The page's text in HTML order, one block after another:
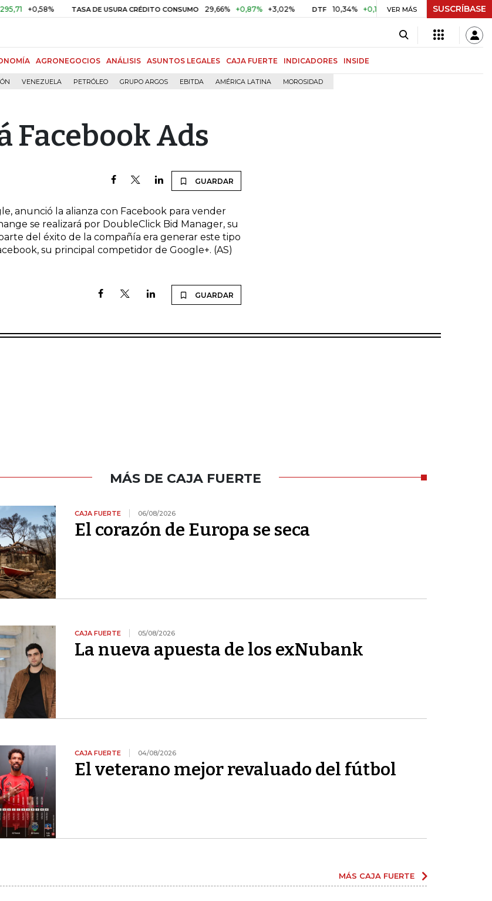
+0,58% TASA DE USURA CRÉDITO CONSUMO 29,66% +0,87% +3,02% DTF 10,34% +0,10% +0,98% $ 416,86 +$
VER MÁS SUSCRÍBASE
AGRONEGOCIOS ANÁLISIS ASUNTOS LEGALES CAJA FUERTE INDICADORES INSIDE
VENEZUELA PETRÓLEO GRUPO ARGOS EBITDA AMÉRICA LATINA MOROSIDAD
Facebook Ads
GUARDAR
anunció la alianza con Facebook para vender
se realizará por DoubleClick Bid Manager, su
del éxito de la compañía era generar este tipo
su principal competidor de Google+. (AS)
GUARDAR
MÁS DE CAJA FUERTE
CAJA FUERTE 06/08/2026
El corazón de Europa se seca
CAJA FUERTE 05/08/2026
La nueva apuesta de los exNubank
CAJA FUERTE 04/08/2026
El veterano mejor revaluado del fútbol
MÁS CAJA FUERTE